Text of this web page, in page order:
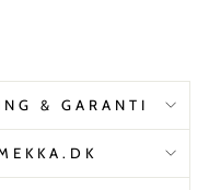
& GARANTI